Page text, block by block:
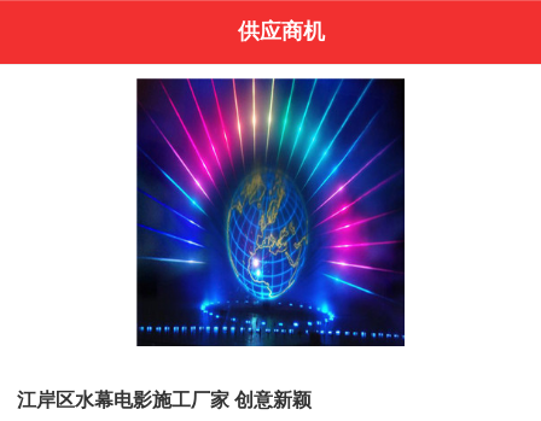
供应商机
江岸区水幕电影施工厂家 创意新颖